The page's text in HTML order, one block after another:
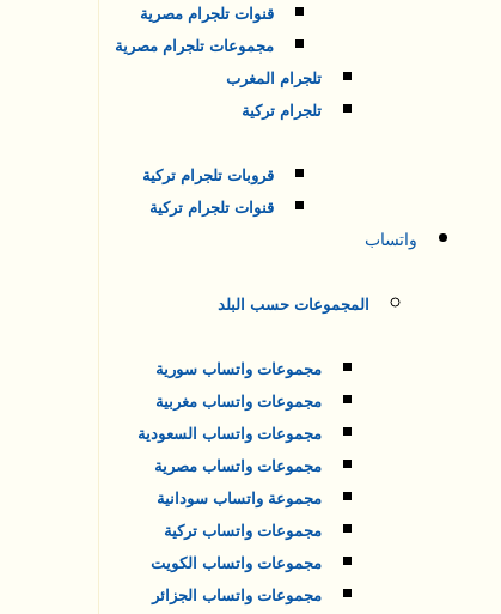
قنوات تلجرام مصرية
مجموعات تلجرام مصرية
تلجرام المغرب
تلجرام تركية
قروبات تلجرام تركية
قنوات تلجرام تركية
واتساب
المجموعات حسب البلد
مجموعات واتساب سورية
مجموعات واتساب مغربية
مجموعات واتساب السعودية
مجموعات واتساب مصرية
مجموعة واتساب سودانية
مجموعات واتساب تركية
مجموعات واتساب الكويت
مجموعات واتساب الجزائر